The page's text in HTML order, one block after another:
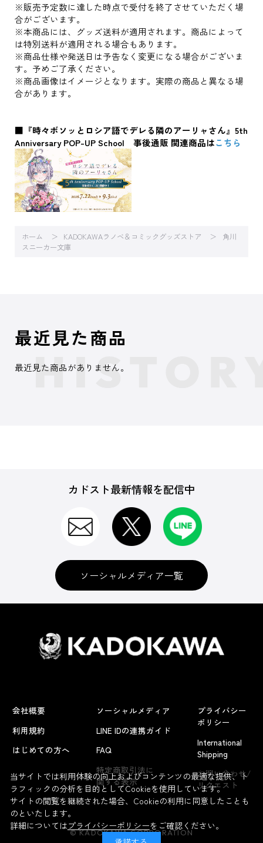
※販売予定数に達した時点で受付を終了させていただく場
合がございます。
※本商品には、グッズ送料が適用されます。商品によって
は特別送料が適用される場合もあります。
※商品仕様や発送日は予告なく変更になる場合がございま
す。予めご了承ください。
※商品画像はイメージとなります。実際の商品と異なる場
合があります。
■『時々ボソッとロシア語でデレる隣のアーリャさん』5th
Anniversary POP-UP School 事後通販 関連商品はこちら
ホーム KADOKAWAラノベ＆コミックグッズストア
角川
スニーカー文庫
よくあるお問い合わせ
最近見た商品
最近見た商品がありません。
カドスト最新情報を配信中
ソーシャルメディア一覧
会社概要
利用規約
はじめての方へ
ソーシャルメディア
LINE IDの連携ガイド
FAQ
特定商取引法に
関する表示
プライバシー
ポリシー
International
Shipping
お問い合わせ/
リクエスト
© KADOKAWA CORPORATION
当サイトでは利用体験の向上およびコンテンツの最適な提供、ト
ラフィックの分析を目的としてCookieを使用しています。
サイトの閲覧を継続された場合、Cookieの利用に同意したことも
のといたします。
詳細についてはプライバシーポリシーをご確認ください。